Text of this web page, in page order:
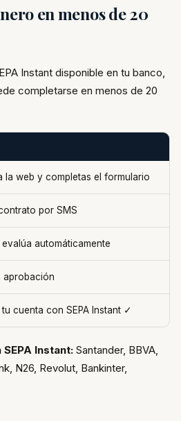
en menos de 20
Instant disponible en tu banco,
completarse en menos de 20
la web y completas el formulario
por SMS
evalúa automáticamente
aprobación
cuenta con SEPA Instant ✓
Instant: Santander, BBVA,
N26, Revolut, Bankinter,